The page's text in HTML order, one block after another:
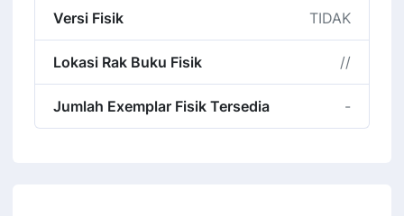
Versi Fisik TIDAK
Lokasi Rak Buku Fisik //
Jumlah Exemplar Fisik Tersedia -